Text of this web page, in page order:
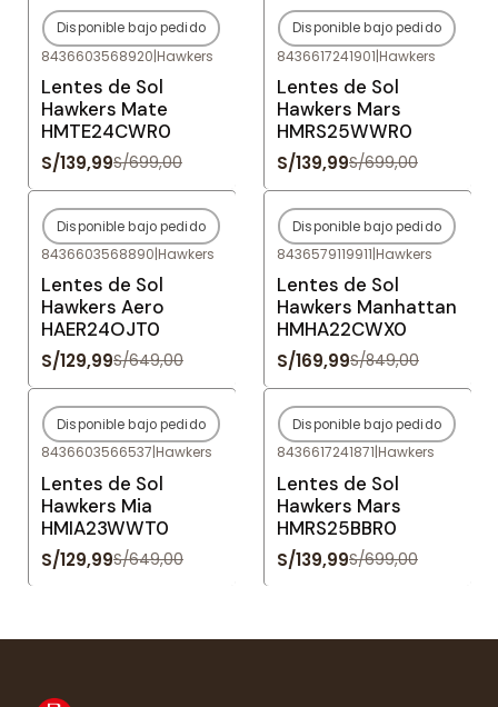
-80%OFF
Agotado
Disponible bajo pedido
8436603568920|Hawkers
Lentes de Sol
Hawkers Mate
HMTE24CWR0
S/139,99S/699,00
-80%OFF
Agotado
Disponible bajo pedido
8436617241901|Hawkers
Lentes de Sol
Hawkers Mars
HMRS25WWR0
S/139,99S/699,00
-80%OFF
Agotado
Disponible bajo pedido
8436603568890|Hawkers
Lentes de Sol
Hawkers Aero
HAER24OJT0
S/129,99S/649,00
-80%OFF
Agotado
Disponible bajo pedido
8436579119911|Hawkers
Lentes de Sol
Hawkers Manhattan
HMHA22CWX0
S/169,99S/849,00
-80%OFF
Agotado
Disponible bajo pedido
8436603566537|Hawkers
Lentes de Sol
Hawkers Mia
HMIA23WWT0
S/129,99S/649,00
-80%OFF
Agotado
Disponible bajo pedido
8436617241871|Hawkers
Lentes de Sol
Hawkers Mars
HMRS25BBR0
S/139,99S/699,00